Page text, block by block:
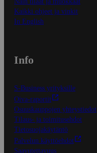
Kaikki ohjeet ja vinkit
In English
Info
S-Business yrityksille
Oiva-raportit
Osuuskauppojen yhteystiedot
Tilaus- ja toimitusehdot
Tietosuojakäytäntö
Palvelun käyttöehdot
Saavutettavuus